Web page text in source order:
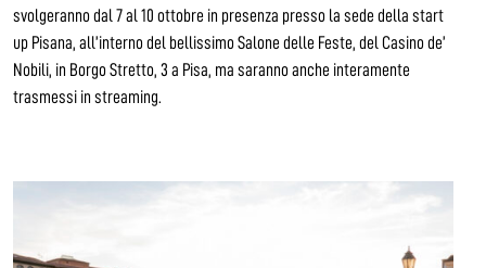
svolgeranno dal 7 al 10 ottobre in presenza presso la sede della start
up Pisana, all’interno del bellissimo Salone delle Feste, del Casino de’
Nobili, in Borgo Stretto, 3 a Pisa, ma saranno anche interamente
trasmessi in streaming.